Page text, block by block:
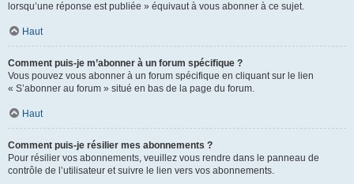
lorsqu’une réponse est publiée » équivaut à vous abonner à ce sujet.
Haut
Comment puis-je m’abonner à un forum spécifique ?
Vous pouvez vous abonner à un forum spécifique en cliquant sur le lien
« S’abonner au forum » situé en bas de la page du forum.
Haut
Comment puis-je résilier mes abonnements ?
Pour résilier vos abonnements, veuillez vous rendre dans le panneau de
contrôle de l’utilisateur et suivre le lien vers vos abonnements.